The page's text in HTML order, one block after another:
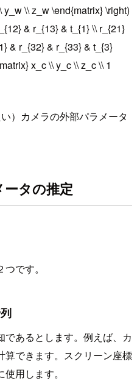
\\ z_w \end{matrix} \right)
& r_{13} & t_{1} \\ r_{21}
& r_{32} & r_{33} & t_{3}
x_c \\ y_c \\ z_c \\ 1
）カメラの外部パラメータ
ータの推定
です。
あるとします。例えば、カ
算できます。スクリーン座標
用します。